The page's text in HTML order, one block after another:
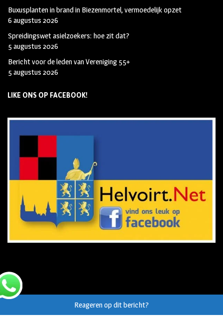
Buxusplanten in brand in Biezenmortel, vermoedelijk opzet
6 augustus 2026
Spreidingswet asielzoekers: hoe zit dat?
5 augustus 2026
Bericht voor de leden van Vereniging 55+
5 augustus 2026
LIKE ONS OP FACEBOOK!
Reageren op dit bericht?